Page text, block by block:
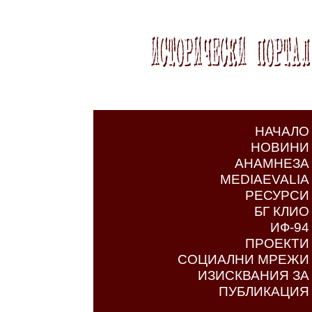
НАЧАЛО
НОВИНИ
АНАМНЕЗА
MEDIAEVALIA
РЕСУРСИ
БГ КЛИО
ИФ-94
ПРОЕКТИ
СОЦИАЛНИ МРЕЖИ
ИЗИСКВАНИЯ ЗА
ПУБЛИКАЦИЯ